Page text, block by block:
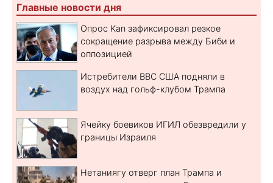
Главные новости дня
Опрос Kan зафиксировал резкое
сокращение разрыва между Биби и
оппозицией
Истребители ВВС США подняли в
воздух над гольф-клубом Трампа
Ячейку боевиков ИГИЛ обезвредили у
границы Израиля
Нетаниягу отверг план Трампа и